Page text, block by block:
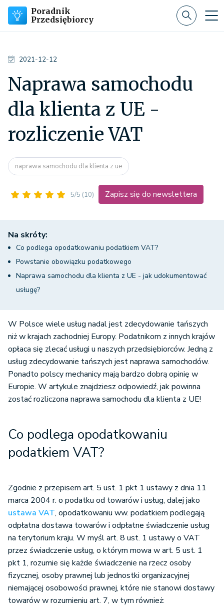
Poradnik
Przedsiębiorcy
2021-12-12
Naprawa samochodu
dla klienta z UE -
rozliczenie VAT
naprawa samochodu dla klienta z ue
5/5 (10) Zapisz się do newslettera
Na skróty:
Co podlega opodatkowaniu podatkiem VAT?
Powstanie obowiązku podatkowego
Naprawa samochodu dla klienta z UE - jak udokumentować
usługę?
W Polsce wiele usług nadal jest zdecydowanie tańszych
niż w krajach zachodniej Europy. Podatnikom z innych krajów
opłaca się zlecać usługi u naszych przedsiębiorców. Jedną z
usług zdecydowanie tańszych jest naprawa samochodów.
Ponadto polscy mechanicy mają bardzo dobrą opinię w
Europie. W artykule znajdziesz odpowiedź, jak powinna
zostać rozliczona naprawa samochodu dla klienta z UE!
Co podlega opodatkowaniu
podatkiem VAT?
Zgodnie z przepisem art. 5 ust. 1 pkt 1 ustawy z dnia 11
marca 2004 r. o podatku od towarów i usług, dalej jako
ustawa VAT, opodatkowaniu ww. podatkiem podlegają
odpłatna dostawa towarów i odpłatne świadczenie usług
na terytorium kraju. W myśl art. 8 ust. 1 ustawy o VAT
przez świadczenie usług, o którym mowa w art. 5 ust. 1
pkt 1, rozumie się każde świadczenie na rzecz osoby
fizycznej, osoby prawnej lub jednostki organizacyjnej
niemającej osobowości prawnej, które nie stanowi dostawy
towarów w rozumieniu art. 7, w tym również: